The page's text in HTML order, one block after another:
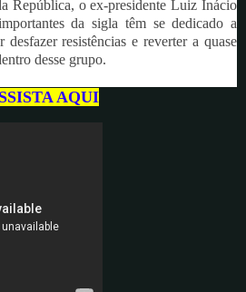
República, o ex-presidente Luiz Inácio
da sigla têm se dedicado a
desfazer resistências e reverter a quase
desse grupo.
AQUI